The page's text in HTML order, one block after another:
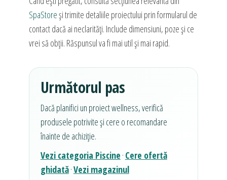
SpaStoreși trimite detaliile proiectului prin formularul de
contact dacă ai neclarități. Include dimensiuni, poze și ce
vrei să obții. Răspunsul va fi mai util și mai rapid.
Următorul pas
Dacă planifici un proiect wellness, verifică
produsele potrivite și cere o recomandare
înainte de achiziție.
Vezi categoria Piscine · Cere ofertă
ghidată·Vezi magazinul